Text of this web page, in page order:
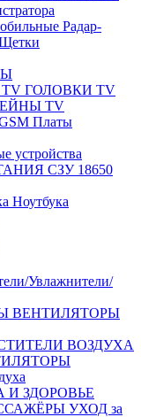
Радар-
TV ГОЛОВКИ TV
TV
Платы
устройства
СЗУ 18650
Ноутбука
Увлажнители/
ВЕНТИЛЯТОРЫ
ВОЗДУХА
И ЗДОРОВЬЕ
УХОД за